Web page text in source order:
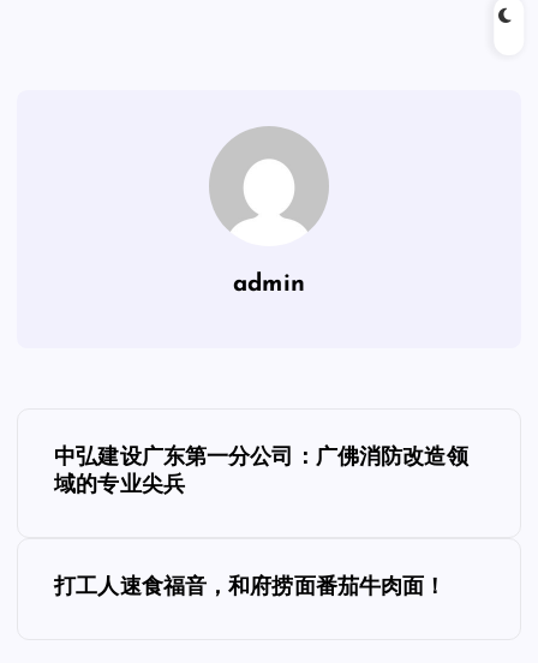
admin
文
章
航
中弘建设广东第一分公司：广佛消防改造领
域的专业尖兵
打工人速食福音，和府捞面番茄牛肉面！